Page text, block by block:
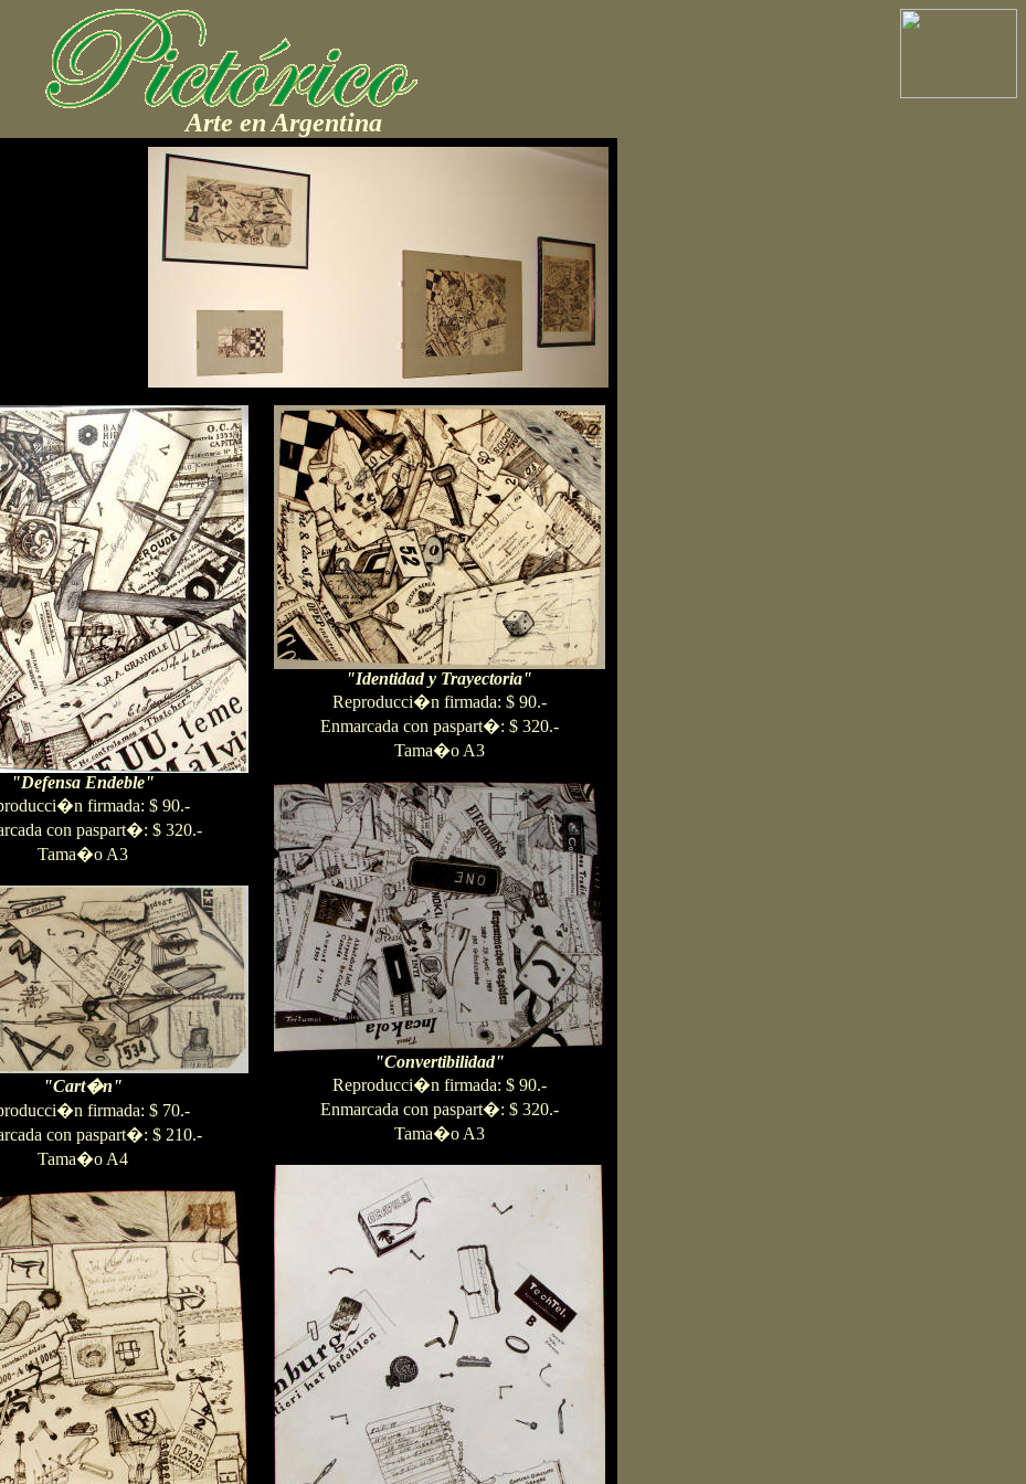
Arte en Argentina
"Defensa Endeble"
firmada: $ 90.-
con paspart�: $ 320.-
Tama�o A3
"Cart�n"
firmada: $ 70.-
con paspart�: $ 210.-
Tama�o A4
"Identidad y Trayectoria"
Reproducci�n firmada: $ 90.-
Enmarcada con paspart�: $ 320.-
Tama�o A3
"Convertibilidad"
Reproducci�n firmada: $ 90.-
Enmarcada con paspart�: $ 320.-
Tama�o A3